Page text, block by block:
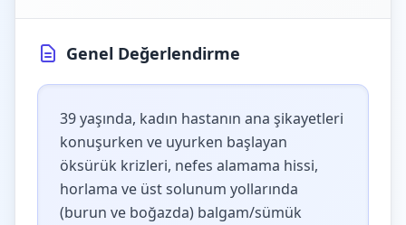
Genel Değerlendirme
39 yaşında, kadın hastanın ana şikayetleri
konuşurken ve uyurken başlayan
öksürük krizleri, nefes alamama hissi,
horlama ve üst solunum yollarında
(burun ve boğazda) balgam/sümük